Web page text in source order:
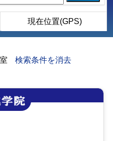
現在位置(GPS)
検索条件を消去